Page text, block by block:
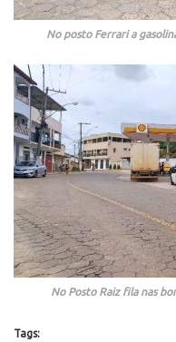
No posto Ferrari a
No Posto Raiz fila nas
Tags: